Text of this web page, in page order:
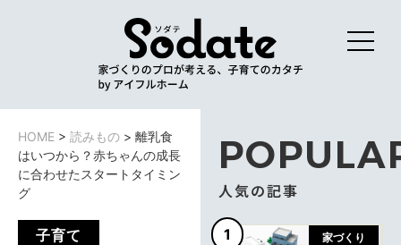
HOME > 読みもの > 離乳食
はいつから？赤ちゃんの成長
に合わせたスタートタイミン
グ
子育て
人気の記事
1 家づくり